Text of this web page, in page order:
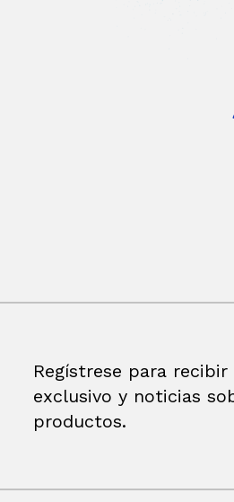
Regístrese para
exclusivo y noticias
productos.